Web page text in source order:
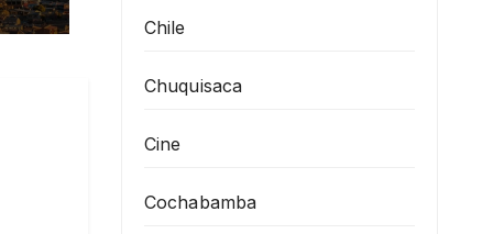
Chile
Chuquisaca
Cine
Cochabamba